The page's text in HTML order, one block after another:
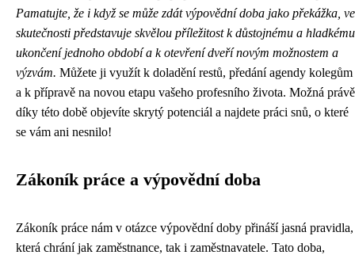
Pamatujte, že i když se může zdát výpovědní doba jako překážka, ve
skutečnosti představuje skvělou příležitost k důstojnému a hladkému
ukončení jednoho období a k otevření dveří novým možnostem a
výzvám. Můžete ji využít k doladění restů, předání agendy kolegům
a k přípravě na novou etapu vašeho profesního života. Možná právě
díky této době objevíte skrytý potenciál a najdete práci snů, o které
se vám ani nesnilo!
Zákoník práce a výpovědní doba
Zákoník práce nám v otázce výpovědní doby přináší jasná pravidla,
která chrání jak zaměstnance, tak i zaměstnavatele. Tato doba,